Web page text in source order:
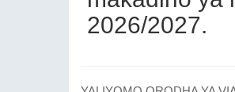
2026/2027.